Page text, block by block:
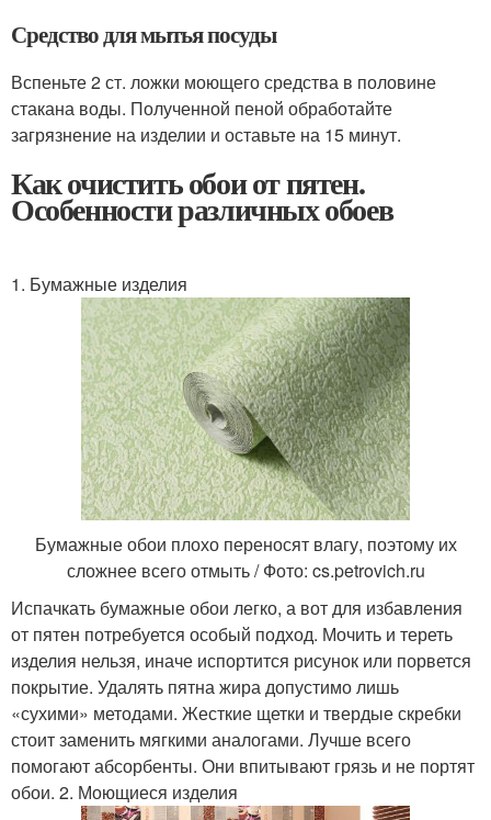
Средство для мытья посуды
Вспеньте 2 ст. ложки моющего средства в половине
стакана воды. Полученной пеной обработайте
загрязнение на изделии и оставьте на 15 минут.
Как очистить обои от пятен.
Особенности различных обоев
1. Бумажные изделия
Бумажные обои плохо переносят влагу, поэтому их
сложнее всего отмыть / Фото: cs.petrovich.ru
Испачкать бумажные обои легко, а вот для избавления
от пятен потребуется особый подход. Мочить и тереть
изделия нельзя, иначе испортится рисунок или порвется
покрытие. Удалять пятна жира допустимо лишь
«сухими» методами. Жесткие щетки и твердые скребки
стоит заменить мягкими аналогами. Лучше всего
помогают абсорбенты. Они впитывают грязь и не портят
обои. 2. Моющиеся изделия